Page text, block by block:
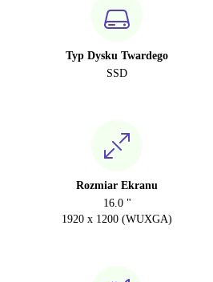
Typ Dysku Twardego
SSD
Rozmiar Ekranu
16.0 "
1920 x 1200 (WUXGA)